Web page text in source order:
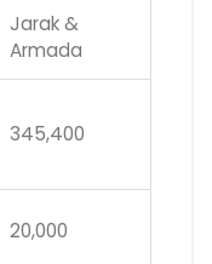
Jarak &
Armada
345,400
20,000